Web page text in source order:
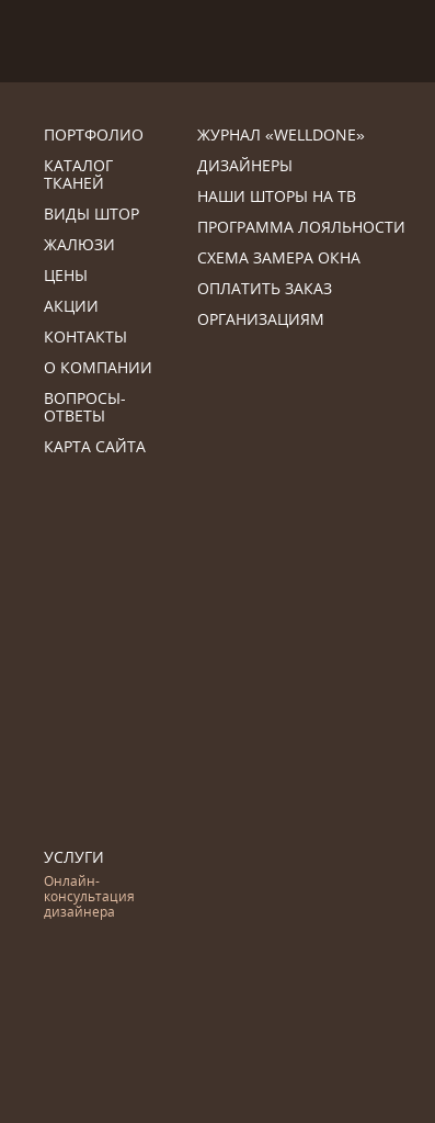
ПОРТФОЛИО
КАТАЛОГ
ТКАНЕЙ
ВИДЫ ШТОР
ЖАЛЮЗИ
ЦЕНЫ
АКЦИИ
КОНТАКТЫ
О КОМПАНИИ
ВОПРОСЫ-
ОТВЕТЫ
КАРТА САЙТА
ЖУРНАЛ «WELLDONE»
ДИЗАЙНЕРЫ
НАШИ ШТОРЫ НА ТВ
ПРОГРАММА ЛОЯЛЬНОСТИ
СХЕМА ЗАМЕРА ОКНА
ОПЛАТИТЬ ЗАКАЗ
ОРГАНИЗАЦИЯМ
УСЛУГИ
Онлайн-
консультация
дизайнера